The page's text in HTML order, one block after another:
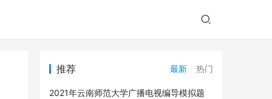
推荐 最新 热门
2021年云南师范大学广播电视编导模拟题